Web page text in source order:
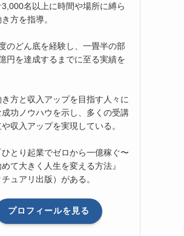
名以上に時間や場所に縛ら
方を指導。
のどん底を経験し、一畳半の部
円を達成するまでに至る実績を
き方と収入アップを目指す人々に
功ノウハウを示し、多くの受講
収入アップを実現している。
とり起業でゼロから一億稼ぐ〜
て大きく人生を変える方法』
チュアリ出版）がある。
プロフィールを見る